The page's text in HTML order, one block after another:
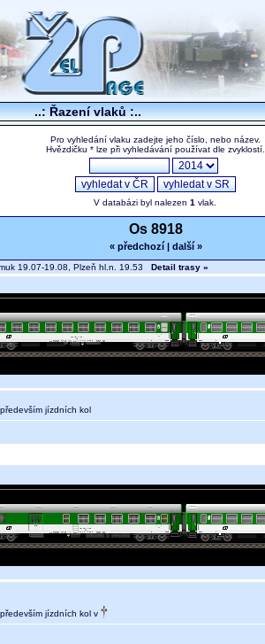
..: Řazení vlaků :..
Pro vyhledání vlaku zadejte jeho číslo, nebo název.
Hvězdičku * lze při vyhledávání používat dle zvyklostí.
V databázi byl nalezen 1 vlak.
Os 8918
« předchozí| další »
19.07-19.08, Plzeň hl.n. 19.53 Detail trasy »
jízdních kol
jízdních kol v